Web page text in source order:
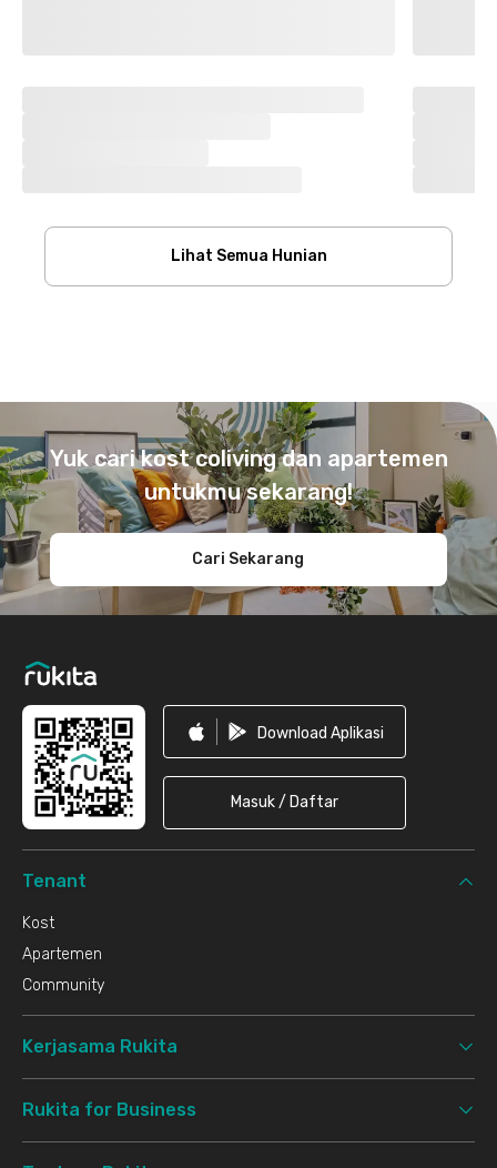
Lihat Semua Hunian
Yuk cari kost coliving dan apartemen
untukmu sekarang!
Cari Sekarang
Download Aplikasi
Masuk / Daftar
Tenant
Kost
Apartemen
Community
Kerjasama Rukita
Rukita for Business